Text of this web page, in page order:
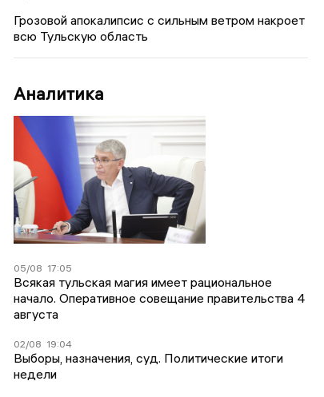
Грозовой апокалипсис с сильным ветром накроет
всю Тульскую область
Аналитика
05/08 17:05
Всякая тульская магия имеет рациональное
начало. Оперативное совещание правительства 4
августа
02/08 19:04
Выборы, назначения, суд. Политические итоги
недели